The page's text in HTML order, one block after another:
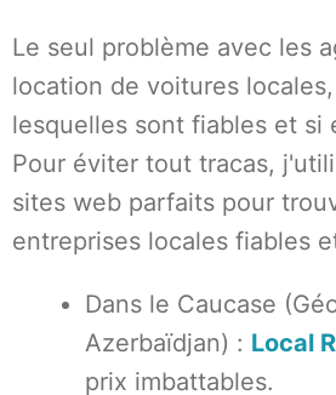
Le seul problème avec les
location de voitures
lesquelles sont fiables et si
Pour éviter tout tracas,
sites web parfaits pour
entreprises locales fiables
Dans le Caucase
Azerbaïdjan) : Local
prix imbattables.